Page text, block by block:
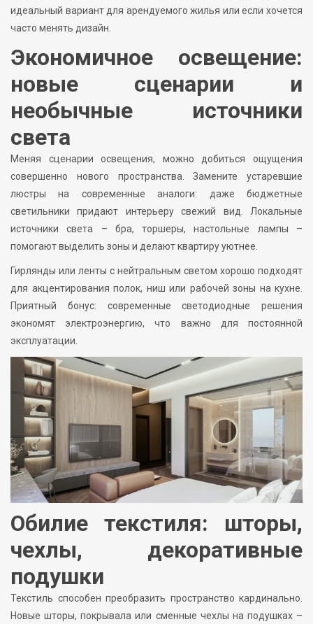
идеальный вариант для арендуемого жилья или если хочется
часто менять дизайн.
Экономичное освещение:
новые сценарии и
необычные источники
света
Меняя сценарии освещения, можно добиться ощущения
совершенно нового пространства. Замените устаревшие
люстры на современные аналоги: даже бюджетные
светильники придают интерьеру свежий вид. Локальные
источники света – бра, торшеры, настольные лампы –
помогают выделить зоны и делают квартиру уютнее.
Гирлянды или ленты с нейтральным светом хорошо подходят
для акцентирования полок, ниш или рабочей зоны на кухне.
Приятный бонус: современные светодиодные решения
экономят электроэнергию, что важно для постоянной
эксплуатации.
Обилие текстиля: шторы,
чехлы, декоративные
подушки
Текстиль способен преобразить пространство кардинально.
Новые шторы, покрывала или сменные чехлы на подушках –